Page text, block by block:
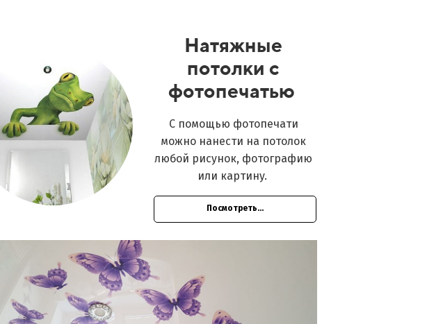
Натяжные
потолки с
фотопечатью
С помощью фотопечати
можно нанести на потолок
любой рисунок, фотографию
или картину.
Посмотреть...